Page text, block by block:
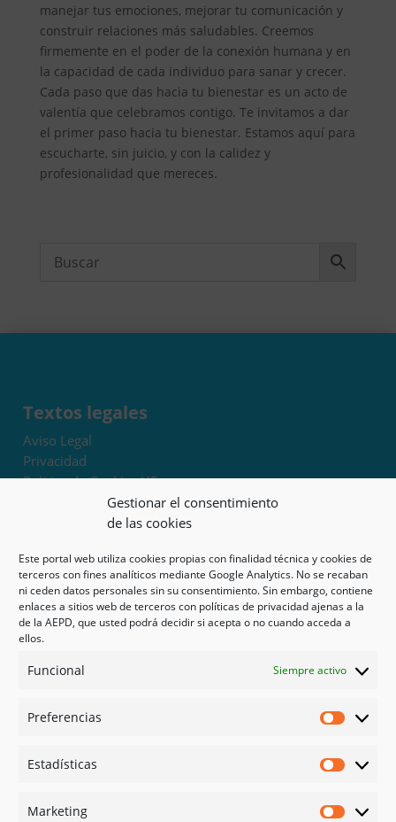
Gestionar el consentimiento
de las cookies
Este portal web utiliza cookies propias con finalidad técnica y cookies de
terceros con fines analíticos mediante Google Analytics. No se recaban
ni ceden datos personales sin su consentimiento. Sin embargo, contiene
enlaces a sitios web de terceros con políticas de privacidad ajenas a la
de la AEPD, que usted podrá decidir si acepta o no cuando acceda a
ellos.
Funcional Siempre activo
Preferencias
Estadísticas
Marketing
manejar tus emociones, mejorar tu comunicación y
construir relaciones más saludables. Creemos
firmemente en el poder de la conexión humana y en
la capacidad de cada individuo para sanar y crecer.
Cada paso que das hacia tu bienestar es un acto de
valentía que celebramos contigo. Te invitamos a dar
el primer paso hacia tu bienestar. Estamos aquí para
escucharte, sin juicio, y con la calidez y
profesionalidad que mereces.
Textos legales
Aviso Legal
Privacidad
Política de Cookies UE
Términos y condiciones
Exoneración de responsabilidad
Mapa del sitio
Mi cuenta
Tienda
Psicología en Murcia
Guías
Redes sociales
Instagram
Linked in